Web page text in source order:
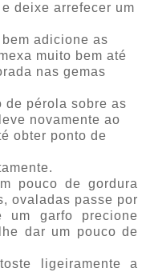
deixe arrefecer um
adicione as
muito bem até
nas gemas
de pérola sobre as
novamente ao
obter ponto de
pouco de gordura
ovaladas passe por
um garfo precione
dar um pouco de
ligeiramente a